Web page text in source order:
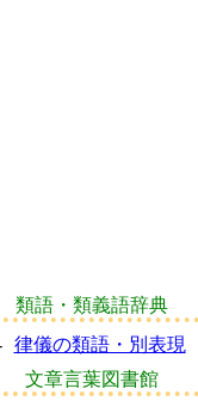
類語・類義語辞典
律儀の類語・別表現
文章言葉図書館